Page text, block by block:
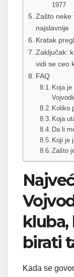
1977
Zašto neke
najslavnije
Kratak
Zaključak:
vidi se ceo
FAQ
Koja je
Koliko
Koja
Da li
Koji je
Zašto
kluba,
birati
Kada se